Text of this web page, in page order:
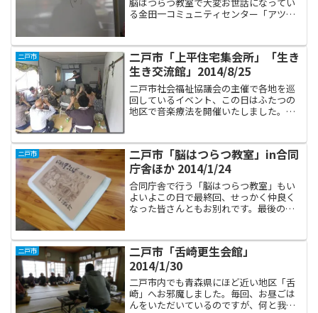
る金田一コミュニティセンター「アツマ
いの高齢者を対象とした講座の閉校式に
お呼ばれしましたよ。「脳...
二戸市
二戸市「上平住宅集会所」「生き
生き交流館」2014/8/25
二戸市社会福祉協議会の主催で各地を巡
回しているイベント、この日はふたつの
地区で音楽療法を開催いたしました。ま
まってサークル活動をしているところ
へ、おじゃましました。うー...
二戸市
二戸市「脳はつらつ教室」in合同
庁舎ほか 2014/1/24
合同庁舎で行う「脳はつらつ教室」もい
よいよこの日で最終回、せっかく仲良く
なった皆さんともお別れです。最後のテ
手足を元気に動かしながら歌って踊る活
動も行いました。リクエス...
二戸市
二戸市「舌崎更生会館」
2014/1/30
二戸市内でも青森県にほど近い地区「舌
崎」へお邪魔しました。毎回、お昼ごは
んをいただいているのですが、何と我々